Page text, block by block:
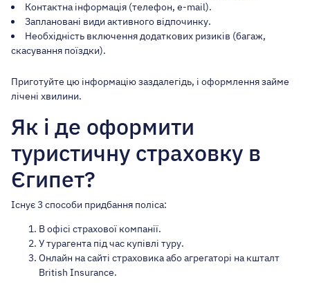
Контактна інформація (телефон, e-mail).
Заплановані види активного відпочинку.
Необхідність включення додаткових ризиків (багаж,
скасування поїздки).
Приготуйте цю інформацію заздалегідь, і оформлення займе
лічені хвилини.
Як і де оформити
туристичну страховку в
Єгипет?
Існує 3 способи придбання поліса:
В офісі страхової компанії.
У турагента під час купівлі туру.
Онлайн на сайті страховика або агрегаторі на кшталт
British Insurance.